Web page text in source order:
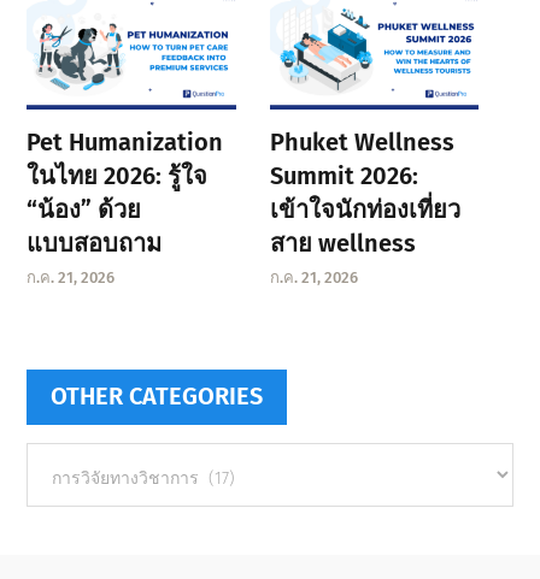
Pet Humanization
ในไทย 2026: รู้ใจ
“น้อง” ด้วย
แบบสอบถาม
ก.ค. 21, 2026
Phuket Wellness
Summit 2026:
เข้าใจนักท่องเที่ยว
สาย wellness
ก.ค. 21, 2026
OTHER CATEGORIES
categories